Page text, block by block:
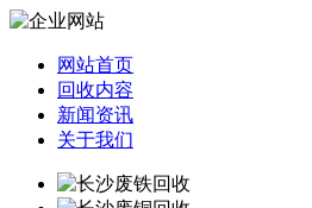
网站首页
回收内容
新闻资讯
关于我们